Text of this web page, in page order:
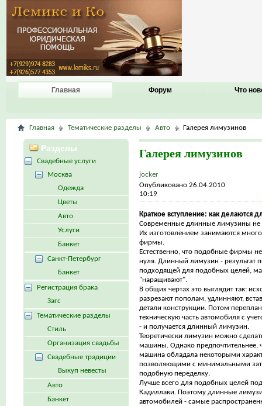
Главная Форум Что
Главная Тематические разделы Авто Галерея лимузинов
Галерея лимузинов
jocker
Опубликовано 26.04.2010
10:19
Краткое вступление: как делаются
Современные длинные лимузины не
Их изготовлением занимаются
фирмы.
Естественно, что подобные фирмы
нуля. Длинный лимузин - результат
подходящей для подобных целей,
"наращивают".
В общих чертах это выглядит так:
разрезают пополам, удлинняют,
детали конструкции. Потом
техническую часть автомобиля с
- и получается длинный лимузин.
Теоретически лимузин можно
машины. Однако предпочтительнее,
машина обладала некоторыми
позволяющими с минимальными
подобную переделку.
Лучше всего для подобных целей
Кадиллаки. Поэтому длинные
автомобилей - самые
Разделы
Свадебные услуги
Москва
Одежда
Цветы
Авто
Услуги
Банкет
Санкт-Петербург
Банкет
Регистрация брака
Загс
Тематические разделы
Стиль
Организация свадьбы
Свадебные традиции
Выкуп невесты
Авто
Банкет